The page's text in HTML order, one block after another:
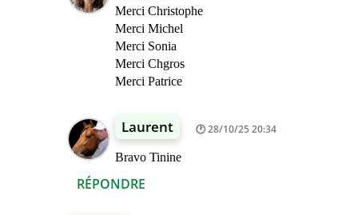
RÉPONDRE
Merci Christophe
Merci Michel
Merci Sonia
Merci Chgros
Merci Patrice
Laurent 28/10/25 20:34
Bravo Tinine